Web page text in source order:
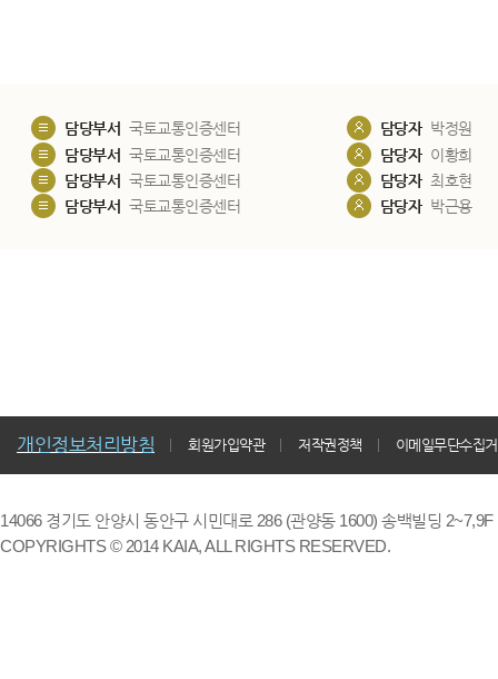
담당부서 국토교통인증센터 담당자 박정원
담당부서 국토교통인증센터 담당자 이황희
담당부서 국토교통인증센터 담당자 최호현
담당부서 국토교통인증센터 담당자 박근용
개인정보처리방침 회원가입약관 저작권정책 이메일무단수집
14066 경기도 안양시 동안구 시민대로 286 (관양동 1600) 송백빌딩
COPYRIGHTS © 2014 KAIA, ALL RIGHTS RESERVED.